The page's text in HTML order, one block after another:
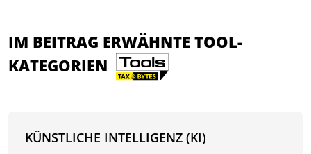
IM BEITRAG ERWÄHNTE TOOL-
KATEGORIEN
KÜNSTLICHE INTELLIGENZ (KI)